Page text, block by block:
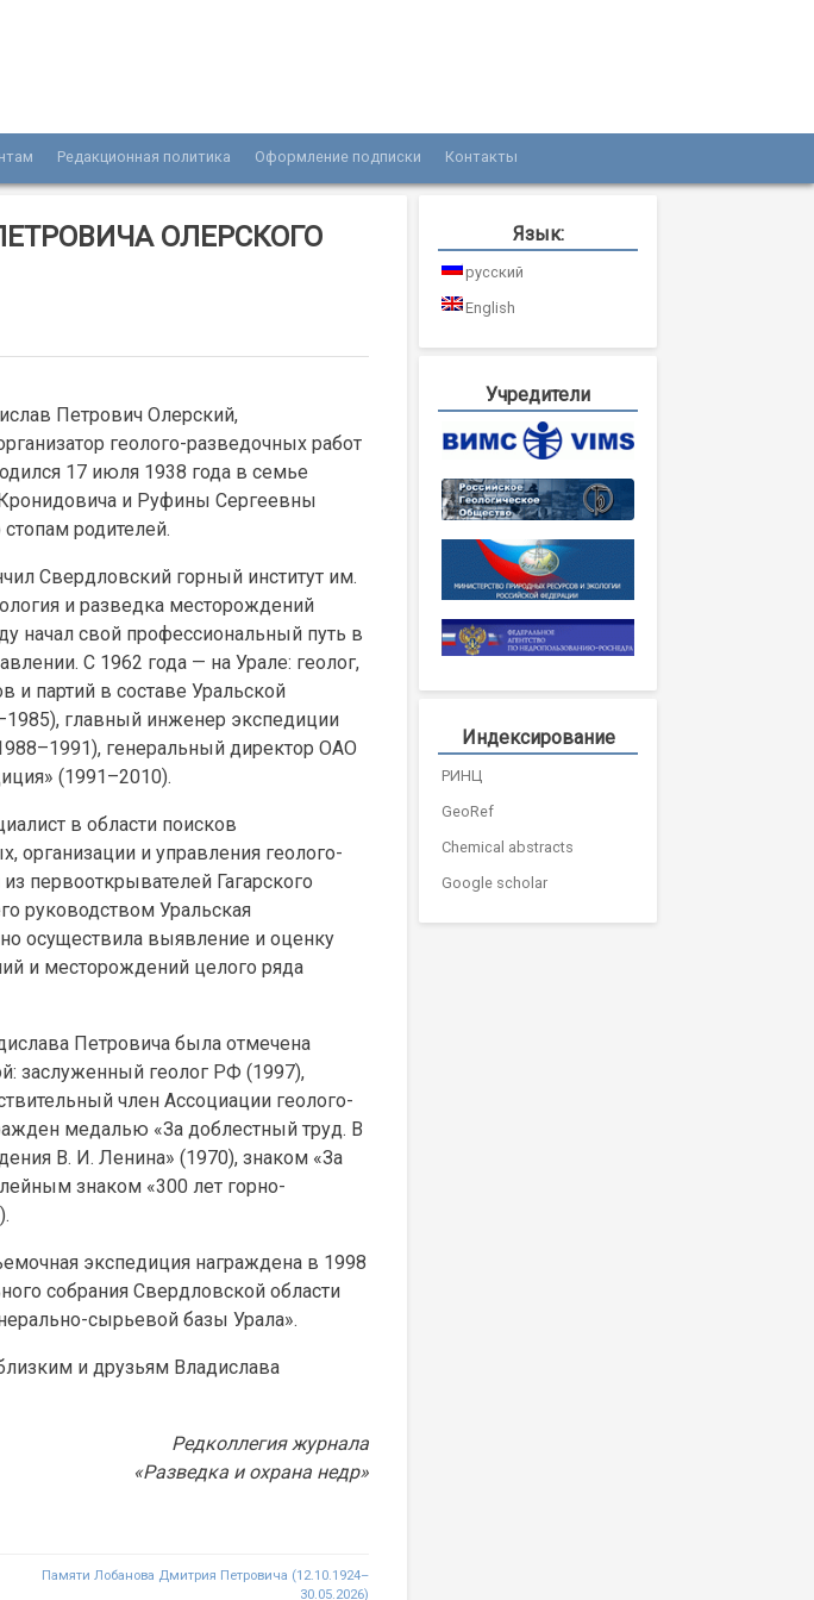
Редакционная политика Оформление подписки Контакты
ОЛЕРСКОГО
Петрович Олерский,
геолого-разведочных работ
17 июля 1938 года в семье
и Руфины Сергеевны
родителей.
Свердловский горный институт им.
и разведка месторождений
начал свой профессиональный путь в
С 1962 года — на Урале: геолог,
и партий в составе Уральской
главный инженер экспедиции
генеральный директор ОАО
(1991–2010).
в области поисков
и управления геолого-
первооткрывателей Гагарского
руководством Уральская
осуществила выявление и оценку
и месторождений целого ряда
Петровича была отмечена
заслуженный геолог РФ (1997),
член Ассоциации геолого-
медалью «За доблестный труд. В
В. И. Ленина» (1970), знаком «За
знаком «300 лет горно-
экспедиция награждена в 1998
собрания Свердловской области
сырьевой базы Урала».
и друзьям Владислава
Редколлегия журнала
«Разведка и охрана недр»
Памяти Лобанова Дмитрия Петровича (12.10.1924–
30.05.2026)
Язык:
русский
English
Учредители
Индексирование
РИНЦ
GeoRef
Chemical abstracts
Google scholar